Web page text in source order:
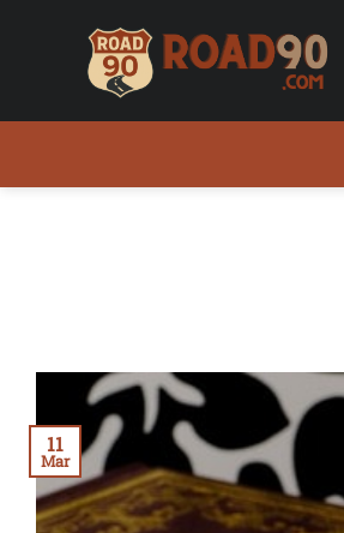
11
Mar